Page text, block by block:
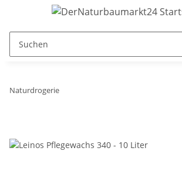
Naturdrogerie